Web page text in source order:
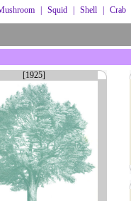
Squid Shell Crab
[1925]